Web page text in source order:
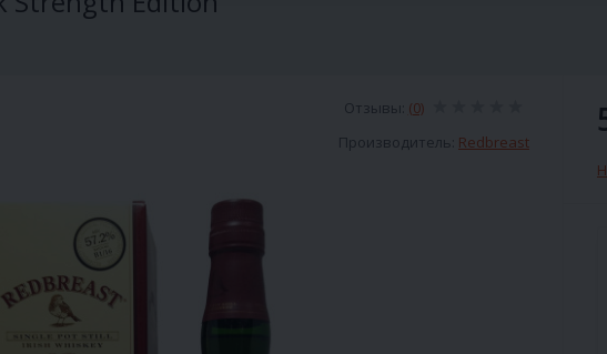
Отзывы: (0)
Производитель: Redbreast